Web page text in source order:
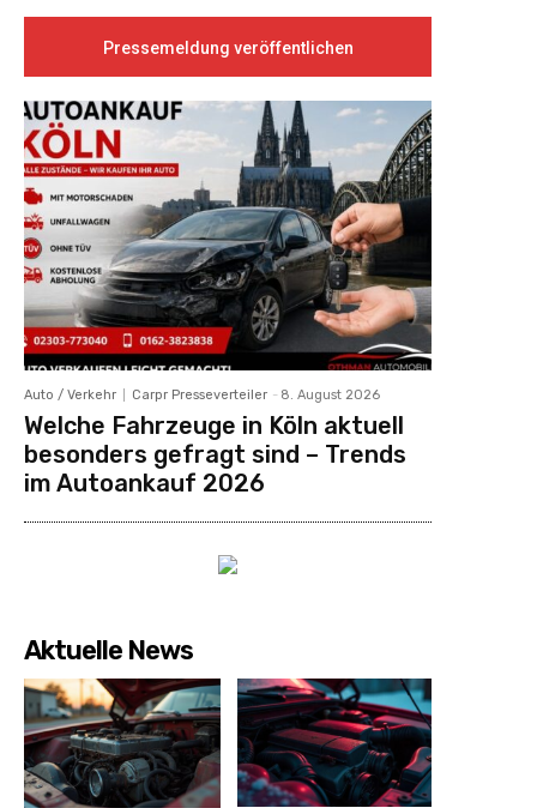
Pressemeldung veröffentlichen
Auto / Verkehr Carpr Presseverteiler - 8. August 2026
Welche Fahrzeuge in Köln aktuell
besonders gefragt sind – Trends
im Autoankauf 2026
Aktuelle News